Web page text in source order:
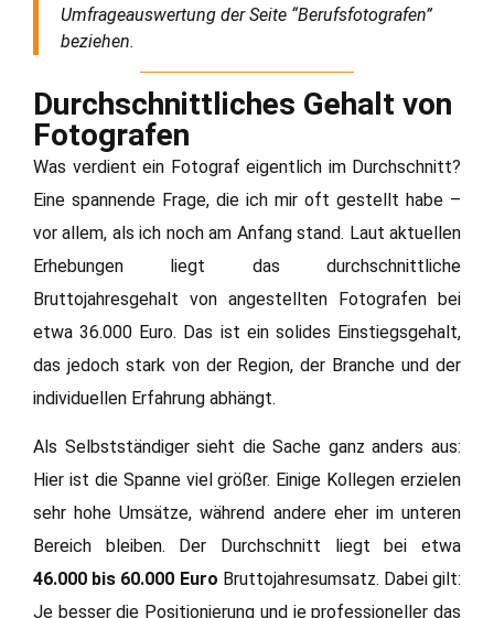
Umfrageauswertung der Seite “Berufsfotografen”
beziehen.
Durchschnittliches Gehalt von
Fotografen
Was verdient ein Fotograf eigentlich im Durchschnitt?
Eine spannende Frage, die ich mir oft gestellt habe –
vor allem, als ich noch am Anfang stand. Laut aktuellen
Erhebungen liegt das durchschnittliche
Bruttojahresgehalt von angestellten Fotografen bei
etwa 36.000 Euro. Das ist ein solides Einstiegsgehalt,
das jedoch stark von der Region, der Branche und der
individuellen Erfahrung abhängt.
Als Selbstständiger sieht die Sache ganz anders aus:
Hier ist die Spanne viel größer. Einige Kollegen erzielen
sehr hohe Umsätze, während andere eher im unteren
Bereich bleiben. Der Durchschnitt liegt bei etwa
46.000 bis 60.000 Euro Bruttojahresumsatz. Dabei gilt:
Je besser die Positionierung und je professioneller das